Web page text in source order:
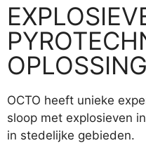
OCTO heeft unieke
sloop met explosieven
in stedelijke gebieden.